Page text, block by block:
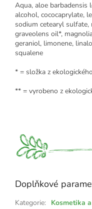
Aqua, aloe barbadensis
alcohol, cococaprylate,
sodium cetearyl sulfate,
graveolens oil*,
geraniol, limonene,
squalene
* = složka z
** = vyrobeno z
Doplňkové
Kategorie: Kosmetika